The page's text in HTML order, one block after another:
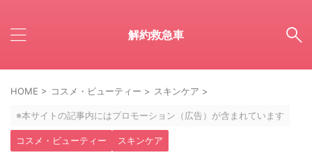
解約救急車
HOME > コスメ・ビューティー > スキンケア >
※本サイトの記事内にはプロモーション（広告）が含まれています
コスメ・ビューティー スキンケア